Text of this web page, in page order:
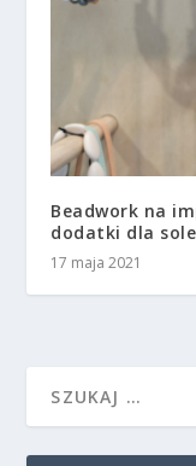
Beadwork na
dodatki dla
17 maja 2021